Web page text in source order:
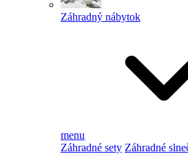
Záhradný nábytok
menu
Záhradné sety Záhradné